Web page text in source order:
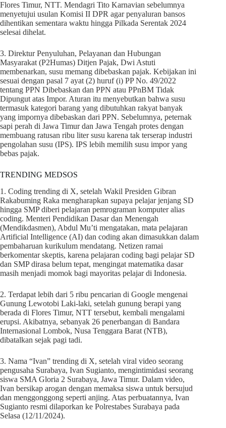
Flores Timur, NTT. Mendagri Tito Karnavian sebelumnya
menyetujui usulan Komisi II DPR agar penyaluran bansos
dihentikan sementara waktu hingga Pilkada Serentak 2024
selesai dihelat.
3. Direktur Penyuluhan, Pelayanan dan Hubungan
Masyarakat (P2Humas) Ditjen Pajak, Dwi Astuti
membenarkan, susu memang dibebaskan pajak. Kebijakan ini
sesuai dengan pasal 7 ayat (2) huruf (i) PP No. 49/2022
tentang PPN Dibebaskan dan PPN atau PPnBM Tidak
Dipungut atas Impor. Aturan itu menyebutkan bahwa susu
termasuk kategori barang yang dibutuhkan rakyat banyak
yang impornya dibebaskan dari PPN. Sebelumnya, peternak
sapi perah di Jawa Timur dan Jawa Tengah protes dengan
membuang ratusan ribu liter susu karena tak terserap industri
pengolahan susu (IPS). IPS lebih memilih susu impor yang
bebas pajak.
TRENDING MEDSOS
1. Coding trending di X, setelah Wakil Presiden Gibran
Rakabuming Raka mengharapkan supaya pelajar jenjang SD
hingga SMP diberi pelajaran pemrograman komputer alias
coding. Menteri Pendidikan Dasar dan Menengah
(Mendikdasmen), Abdul Mu’ti mengatakan, mata pelajaran
Artificial Intelligence (AI) dan coding akan dimasukkan dalam
pembaharuan kurikulum mendatang. Netizen ramai
berkomentar skeptis, karena pelajaran coding bagi pelajar SD
dan SMP dirasa belum tepat, mengingat matematika dasar
masih menjadi momok bagi mayoritas pelajar di Indonesia.
2. Terdapat lebih dari 5 ribu pencarian di Google mengenai
Gunung Lewotobi Laki-laki, setelah gunung berapi yang
berada di Flores Timur, NTT tersebut, kembali mengalami
erupsi. Akibatnya, sebanyak 26 penerbangan di Bandara
Internasional Lombok, Nusa Tenggara Barat (NTB),
dibatalkan sejak pagi tadi.
3. Nama “Ivan” trending di X, setelah viral video seorang
pengusaha Surabaya, Ivan Sugianto, mengintimidasi seorang
siswa SMA Gloria 2 Surabaya, Jawa Timur. Dalam video,
Ivan bersikap arogan dengan memaksa siswa untuk bersujud
dan menggonggong seperti anjing. Atas perbuatannya, Ivan
Sugianto resmi dilaporkan ke Polrestabes Surabaya pada
Selasa (12/11/2024).